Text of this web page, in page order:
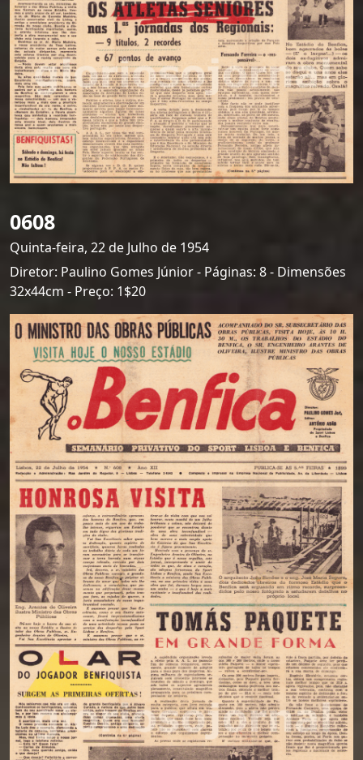
0608
Quinta-feira, 22 de Julho de 1954
Diretor: Paulino Gomes Júnior - Páginas: 8 - Dimensões
32x44cm - Preço: 1$20